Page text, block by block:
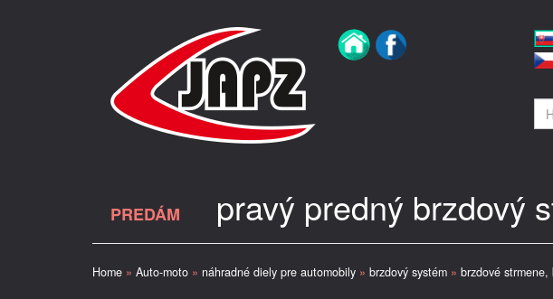
PREDÁM pravý predný brzdový
Home » Auto-moto » náhradné diely pre automobily » brzdový systém » brzdové